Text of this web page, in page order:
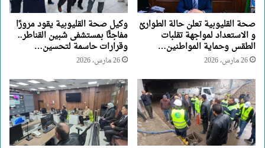
صحة القليوبية تعلن حالة الطوارئ
و الاستعداد لمواجهة تقلبات
الطقس وحماية المواطنين…
26 مارس، 2026
وكيل صحة القليوبية يقود مرورًا
مفاجئًا بمستشفى شبين القناطر..
وقرارات حاسمة لتحسين…
26 مارس، 2026